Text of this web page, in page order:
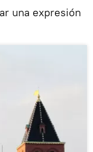
una expresión